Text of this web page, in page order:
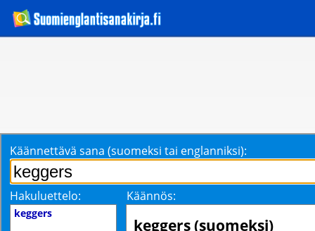
Käännettävä sana (suomeksi tai englanniksi):
Hakuluettelo: Käännös:
keggers
keggers (suomeksi)